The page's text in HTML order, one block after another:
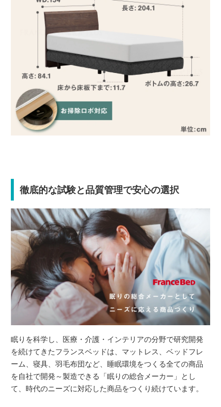
徹底的な試験と品質管理で安心の選択
眠りを科学し、医療・介護・インテリアの分野で研究開発
を続けてきたフランスベッドは、マットレス、ベッドフレ
ーム、寝具、羽毛布団など、睡眠環境をつくる全ての商品
を自社で開発～製造できる「眠りの総合メーカー」とし
て、時代のニーズに対応した商品をつくり続けています。